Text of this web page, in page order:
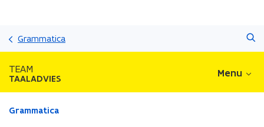
Grammatica
TEAM
TAALADVIES Menu
Gedaan
Grammatica